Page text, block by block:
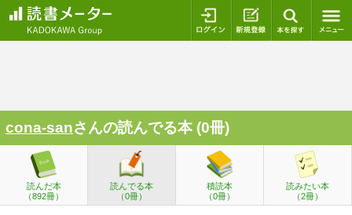
ログイン 新規登録
cona-sanさんの読んでる本 (0冊)
読んだ本
（892冊）
読んでる本
（0冊）
積読本
（0冊）
読みたい本
（2冊）